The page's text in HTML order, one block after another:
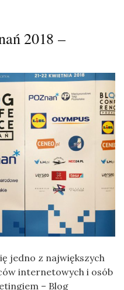
2018 –
jedno z największych
internetowych i osób
– Blog